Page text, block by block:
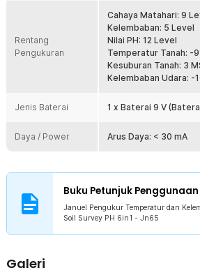
Sensor pada alat ini memiliki panjang
pengguna dapat mengukur kadar tanah
mudah. Dengan semua fitur dan
berguna dan membantu bagi para petani
dalam memenuhi kebutuhan tanaman
Kelengkapan Produk
1 x Januel Pengukur Temperatur dan
Rentang
Pengukuran
Cahaya Matahari: 9
Kelembaban: 5 Level
Nilai PH: 12 Level
Temperatur Tanah: -
Kesuburan Tanah: 3
Kelembaban Udara: -
Jenis Baterai 1 x Baterai 9 V
Daya / Power Arus Daya: < 30 mA
Buku Petunjuk Penggunaan
Januel Pengukur Temperatur dan
Soil Survey PH 6in1 - Jn65
Galeri